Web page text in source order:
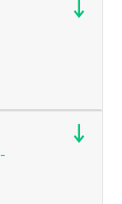
oder
Geräte
&
Wärme an die